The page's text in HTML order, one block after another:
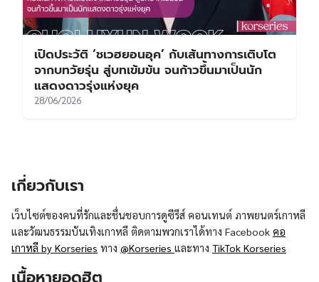
เปิดประวัติ ‘ชเวฮยอนอุค’ กับเส้นทางการเติบโต
จากบทวัยรุ่น สู่บทเข้มข้น จนก้าวขึ้นมาเป็นนัก
แสดงดาวรุ่งแห่งยุค
28/06/2026
เกี่ยวกับเรา
เว็บไซต์ของคนที่รักและชื่นชอบการดูซีรีส์ คอนเทนต์ ภาพยนตร์เกาหลี
และวัฒนธรรมบันเทิงเกาหลี ติดตามพวกเราได้ทาง Facebook คอ
เกาหลี by Korseries ทาง @Korseries และทาง TikTok Korseries